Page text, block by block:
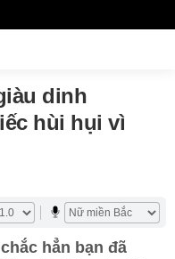
dinh
hùi hụi vì
hẳn bạn đã